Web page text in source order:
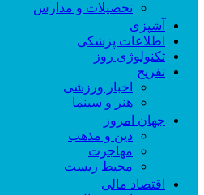
تحصیلات و مدارس
آشپزی
اطلاعات پزشکی
تکنولوژی روز
تفریح
اخبار ورزشی
هنر و سینما
جهان امروز
دین و مذهب
مهاجرت
محیط زیست
اقتصاد مالی